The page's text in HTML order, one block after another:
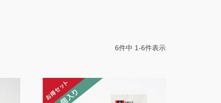
6件中 1-6件表示